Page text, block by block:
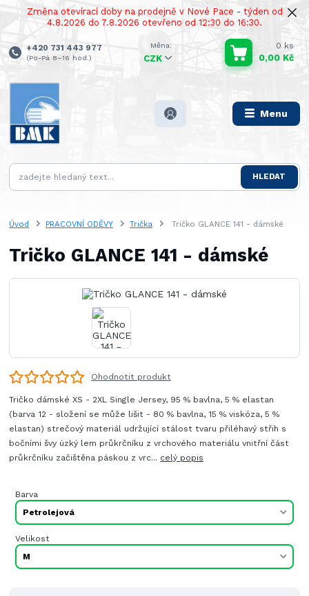
Změna otevírací doby na prodejně v Nové Pace - týden od
4.8.2026 do 7.8.2026 otevřeno od 12:30 do 16:30.
Menu
CZK
HLEDAT
+420 731 443 977
(Po-Pá 8–16 hod.)
0 ks
0,00 Kč
Úvod PRACOVNÍ ODĚVY Trička Tričko GLANCE 141 - dámské
Tričko GLANCE 141 - dámské
Ohodnotit produkt
Tričko dámské XS - 2XL Single Jersey, 95 % bavlna, 5 % elastan
(barva 12 - složení se může lišit - 80 % bavlna, 15 % viskóza, 5 %
elastan) strečový materiál udržující stálost tvaru přiléhavý střih s
bočními švy úzký lem průkrčníku z vrchového materiálu vnitřní část
průkrčníku začištěna páskou z vrc... celý popis
Barva
Velikost